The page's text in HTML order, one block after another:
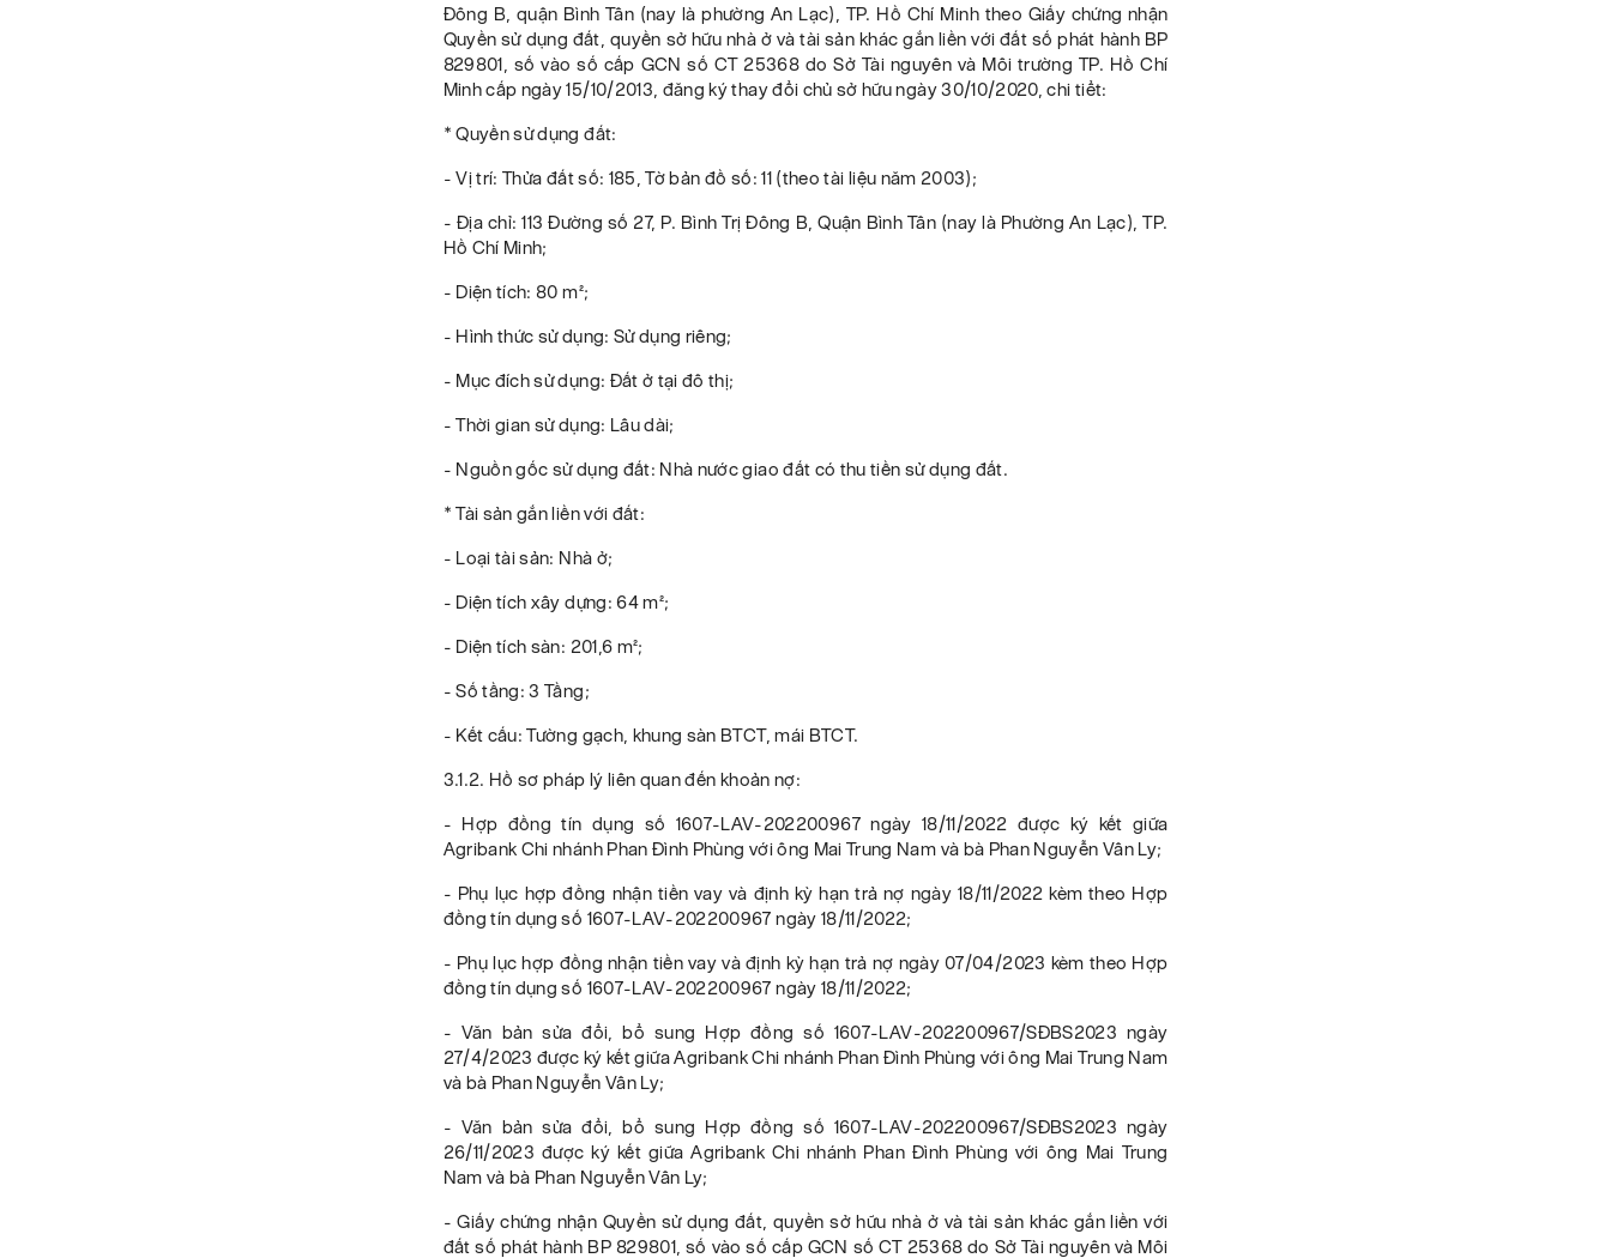
Đông B, quận Bình Tân (nay là phường An Lạc), TP. Hồ Chí Minh theo Giấy chứng nhận
Quyền sử dụng đất, quyền sở hữu nhà ở và tài sản khác gắn liền với đất số phát hành BP
829801, số vào số cấp GCN số CT 25368 do Sở Tài nguyên và Môi trường TP. Hồ Chí
Minh cấp ngày 15/10/2013, đăng ký thay đổi chủ sở hữu ngày 30/10/2020, chi tiểt:
* Quyền sử dụng đất:
- Vị trí: Thửa đất số: 185, Tờ bản đồ số: 11 (theo tài liệu năm 2003);
- Địa chỉ: 113 Đường số 27, P. Bình Trị Đông B, Quận Bình Tân (nay là Phường An Lạc), TP.
Hồ Chí Minh;
- Diện tích: 80 m²;
- Hình thức sử dụng: Sử dụng riêng;
- Mục đích sử dụng: Đất ở tại đô thị;
- Thời gian sử dụng: Lâu dài;
- Nguồn gốc sử dụng đất: Nhà nước giao đất có thu tiền sử dụng đất.
* Tài sản gắn liền với đất:
- Loại tài sản: Nhà ở;
- Diện tích xây dựng: 64 m²;
- Diện tích sàn: 201,6 m²;
- Số tầng: 3 Tầng;
- Kết cấu: Tường gạch, khung sàn BTCT, mái BTCT.
3.1.2. Hồ sơ pháp lý liên quan đến khoản nợ:
- Hợp đồng tín dụng số 1607-LAV-202200967 ngày 18/11/2022 được ký kết giữa
Agribank Chi nhánh Phan Đình Phùng với ông Mai Trung Nam và bà Phan Nguyễn Vân Ly;
- Phụ lục hợp đồng nhận tiền vay và định kỳ hạn trả nợ ngày 18/11/2022 kèm theo Hợp
đồng tín dụng số 1607-LAV-202200967 ngày 18/11/2022;
- Phụ lục hợp đồng nhận tiền vay và định kỳ hạn trả nợ ngày 07/04/2023 kèm theo Hợp
đồng tín dụng số 1607-LAV-202200967 ngày 18/11/2022;
- Văn bản sửa đổi, bổ sung Hợp đồng số 1607-LAV-202200967/SĐBS2023 ngày
27/4/2023 được ký kết giữa Agribank Chi nhánh Phan Đình Phùng với ông Mai Trung Nam
và bà Phan Nguyễn Vân Ly;
- Văn bản sửa đổi, bổ sung Hợp đồng số 1607-LAV-202200967/SĐBS2023 ngày
26/11/2023 được ký kết giữa Agribank Chi nhánh Phan Đình Phùng với ông Mai Trung
Nam và bà Phan Nguyễn Vân Ly;
- Giấy chứng nhận Quyền sử dụng đất, quyền sở hữu nhà ở và tài sản khác gắn liền với
đất số phát hành BP 829801, số vào số cấp GCN số CT 25368 do Sở Tài nguyên và Môi